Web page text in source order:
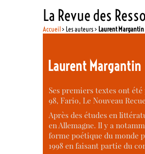
La Revue des
Accueil> Les auteurs > Laurent Margantin
Laurent Margantin
Ses premiers textes ont
98, Fario, Le Nouveau
Après des études en
en Allemagne. Il y a
forme poétique du monde
1998 en faisant partie du